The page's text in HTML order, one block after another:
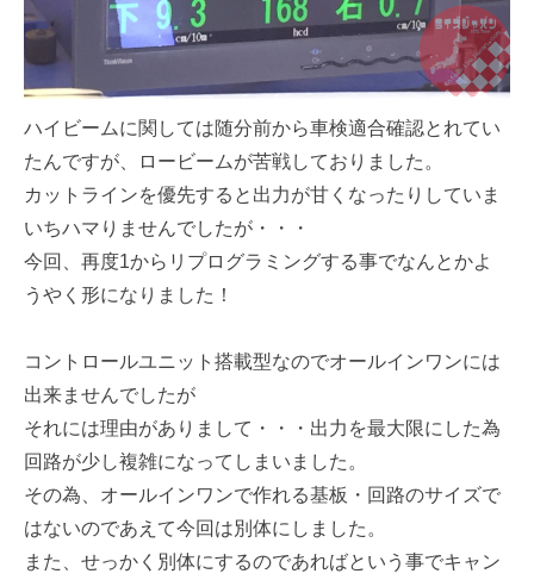
ハイビームに関しては随分前から車検適合確認とれてい
たんですが、ロービームが苦戦しておりました。
カットラインを優先すると出力が甘くなったりしていま
いちハマりませんでしたが・・・
今回、再度1からリプログラミングする事でなんとかよ
うやく形になりました！
コントロールユニット搭載型なのでオールインワンには
出来ませんでしたが
それには理由がありまして・・・出力を最大限にした為
回路が少し複雑になってしまいました。
その為、オールインワンで作れる基板・回路のサイズで
はないのであえて今回は別体にしました。
また、せっかく別体にするのであればという事でキャン